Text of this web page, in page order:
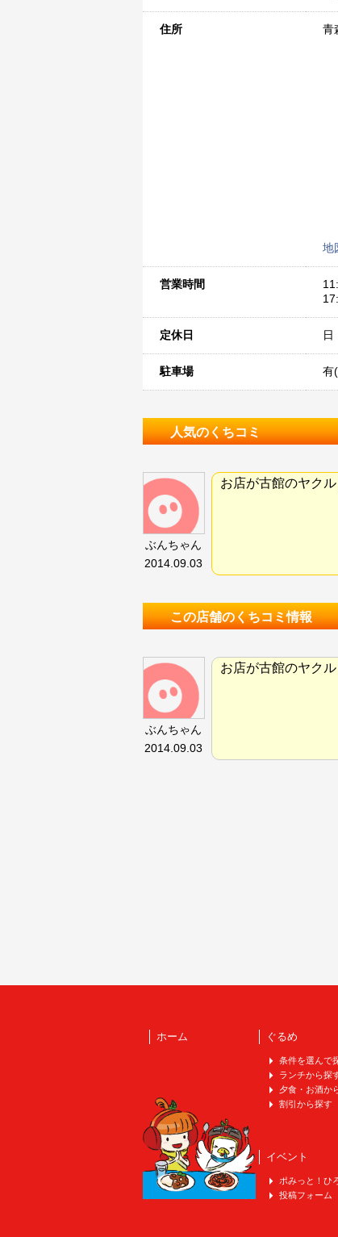
住所 青
地
営業時間
定休日 日
駐車場 有
人気のくちコミ
ぶんちゃん
2014.09.03
お店が古館のヤク
この店舗のくちコミ情報
ぶんちゃん
2014.09.03
お店が古館のヤク
ホーム ぐるめ
条件を選んで
ランチから探
夕食・お酒か
割引から探す
イベント
ポみっと！ひ
投稿フォーム